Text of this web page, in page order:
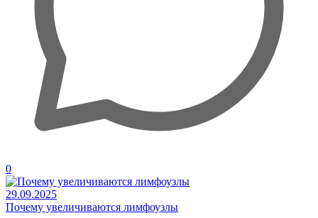
0
29.09.2025
Почему увеличиваются лимфоузлы